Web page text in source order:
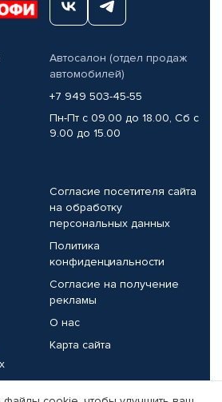
Автосалон (отдел продаж
автомобилей)
+7 949 503-45-55
Пн-Пт с 09.00 до 18.00, Сб с
9.00 до 15.00
Согласие посетителя сайта
на обработку
персональных данных
Политика
конфиденциальности
Согласие на получение
рекламы
О нас
Карта сайта